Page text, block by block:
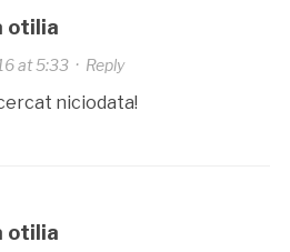
otilia
at 5:33· Reply
niciodata!
otilia